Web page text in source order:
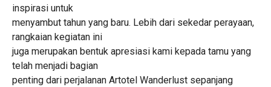
inspirasi untuk
menyambut tahun yang baru. Lebih dari sekedar perayaan,
rangkaian kegiatan ini
juga merupakan bentuk apresiasi kami kepada tamu yang
telah menjadi bagian
penting dari perjalanan Artotel Wanderlust sepanjang